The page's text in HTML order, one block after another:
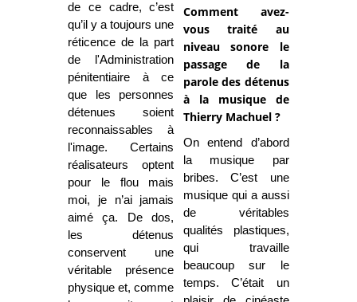
de ce cadre, c’est
qu’il y a toujours une
réticence de la part
de l'Administration
pénitentiaire à ce
que les personnes
détenues soient
reconnaissables à
l'image. Certains
réalisateurs optent
pour le flou mais
moi, je n’ai jamais
aimé ça. De dos,
les détenus
conservent une
véritable présence
physique et, comme
Comment avez-
vous traité au
niveau sonore le
passage de la
parole des détenus
à la musique de
Thierry Machuel ?
On entend d’abord
la musique par
bribes. C’est une
musique qui a aussi
de véritables
qualités plastiques,
qui travaille
beaucoup sur le
temps. C’était un